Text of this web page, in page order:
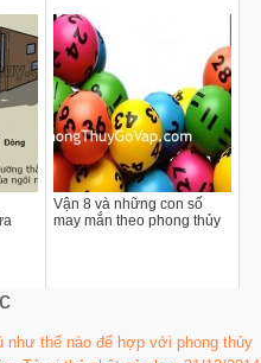
Vận 8 và những con số
may mắn theo phong thủy
như thế nào để hợp với phong thủy